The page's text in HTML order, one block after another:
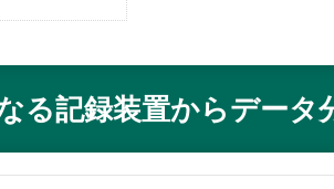
る記録装置からデータ